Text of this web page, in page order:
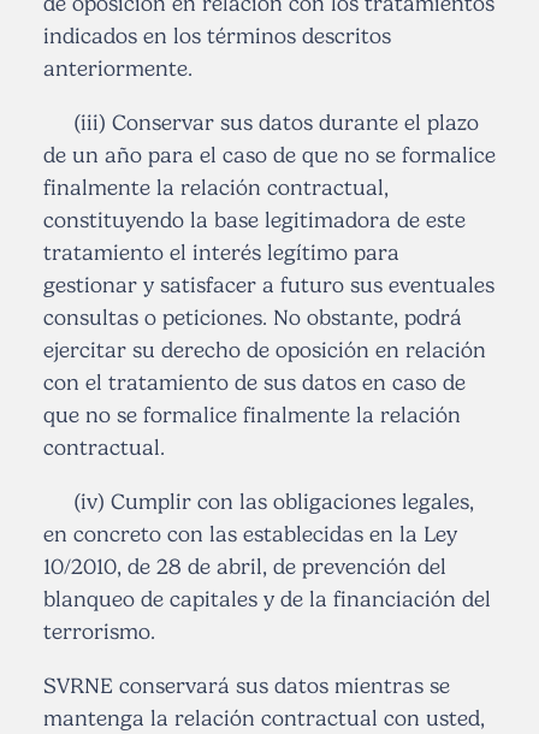
indicados en los términos descritos
anteriormente.
(iii) Conservar sus datos durante el plazo
de un año para el caso de que no se formalice
finalmente la relación contractual,
constituyendo la base legitimadora de este
tratamiento el interés legítimo para
gestionar y satisfacer a futuro sus eventuales
consultas o peticiones. No obstante, podrá
ejercitar su derecho de oposición en relación
con el tratamiento de sus datos en caso de
que no se formalice finalmente la relación
contractual.
(iv) Cumplir con las obligaciones legales,
en concreto con las establecidas en la Ley
10/2010, de 28 de abril, de prevención del
blanqueo de capitales y de la financiación del
terrorismo.
SVRNE conservará sus datos mientras se
mantenga la relación contractual con usted,